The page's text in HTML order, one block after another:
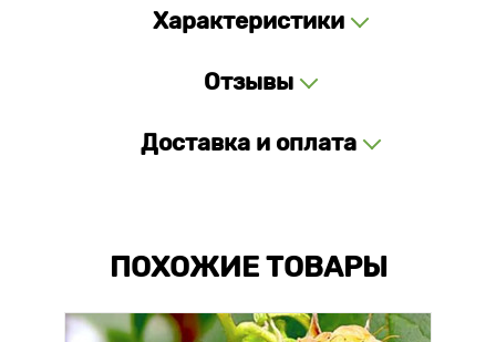
Характеристики
Отзывы
Доставка и оплата
ПОХОЖИЕ ТОВАРЫ